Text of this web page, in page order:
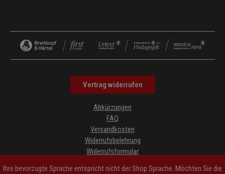
Vertrag widerrufen
Abkürzungen
FAQ
Versandkosten
Widerrufsbelehrung
Widerrufsformular
Ihre bevorzugte Sprache entspricht nicht der Shop Sprache. Möchten Sie die